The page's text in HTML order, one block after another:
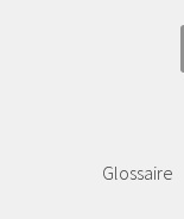
Glossaire